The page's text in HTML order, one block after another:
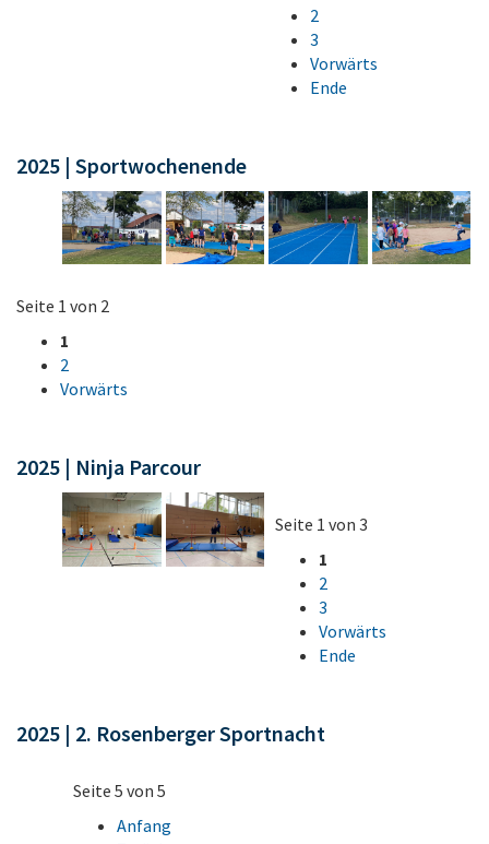
2
3
Vorwärts
Ende
2025 | Sportwochenende
Seite 1 von 2
1
2
Vorwärts
2025 | Ninja Parcour
Seite 1 von 3
1
2
3
Vorwärts
Ende
2025 | 2. Rosenberger Sportnacht
Seite 5 von 5
Anfang